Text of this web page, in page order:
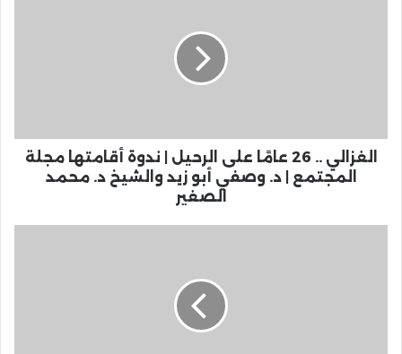
الغزالي .. 26 عامًا على الرحيل | ندوة أقامتها مجلة
المجتمع | د. وصفي أبو زيد والشيخ د. محمد
الصغير